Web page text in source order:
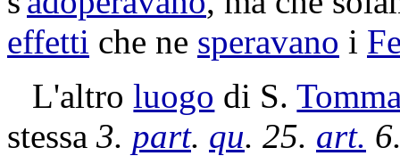
effetti che ne speravano i
L'altroluogo di S.
stessa 3. part. qu. 25. art.